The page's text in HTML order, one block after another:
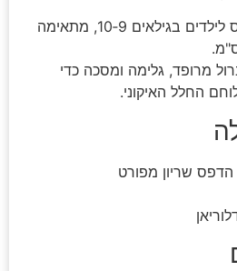
תחפושת מנדלוריאן דלוקס לילדים בגילאים 9‑10, מתאימה
מרופד, גלימה ומסכה כדי
החלל האיקוני.
שריון מפורט